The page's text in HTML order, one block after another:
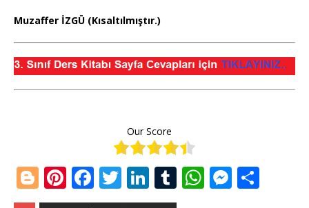
Muzaffer İZGÜ (Kısaltılmıştır.)
Our Score
Bl
o
Pi
n
F
a
T
w
Li
n
T W M